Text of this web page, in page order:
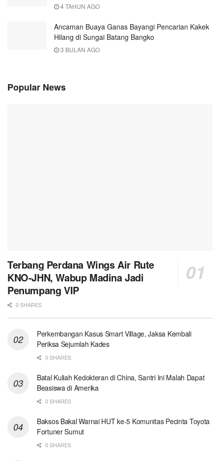
4 TAHUN AGO
Ancaman Buaya Ganas Bayangi Pencarian Kakek
Hilang di Sungai Batang Bangko
3 BULAN AGO
Popular News
Terbang Perdana Wings Air Rute
KNO-JHN, Wabup Madina Jadi
Penumpang VIP
0 SHARES
Perkembangan Kasus Smart Village, Jaksa Kembali
Periksa Sejumlah Kades
0 SHARES
Batal Kuliah Kedokteran di China, Santri Ini Malah Dapat
Beasiswa di Amerika
0 SHARES
Baksos Bakal Warnai HUT ke-5 Komunitas Pecinta Toyota
Fortuner Sumut
0 SHARES